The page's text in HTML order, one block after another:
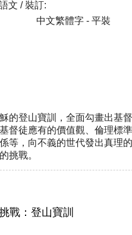
文 / 裝訂:
中文繁體字 - 平裝
的登山寶訓，全面勾畫出基
督徒應有的價值觀、倫理標
等，向不義的世代發出真理
挑戰。
戰：登山寶訓